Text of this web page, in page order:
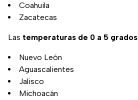
Coahuila
Zacatecas
Las temperaturas de 0 a 5 grados
Nuevo León
Aguascalientes
Jalisco
Michoacán